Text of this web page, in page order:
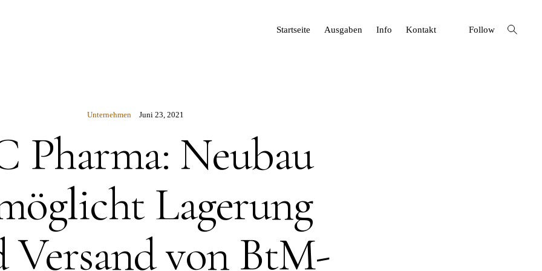
Startseite Ausgaben Info Kontakt Follow
open
search
Unternehmen Juni 23, 2021
Pharma: Neubau
Lagerung
Versand von BtM-